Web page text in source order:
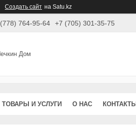
Создать сайт на Satu.kz
764-95-64 +7 (705) 301-35-75
Дом
ТОВАРЫ И УСЛУГИ О НАС КОНТАКТЫ